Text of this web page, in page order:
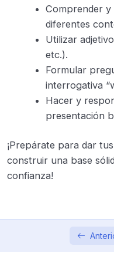
Comprender y
diferentes
Utilizar
etc.).
Formular
interrogativa
Hacer y
presentación
¡Prepárate para dar
construir una base
confianza!